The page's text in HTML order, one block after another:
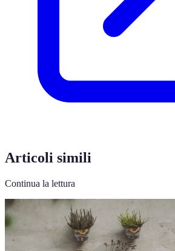
Articoli simili
Continua la lettura